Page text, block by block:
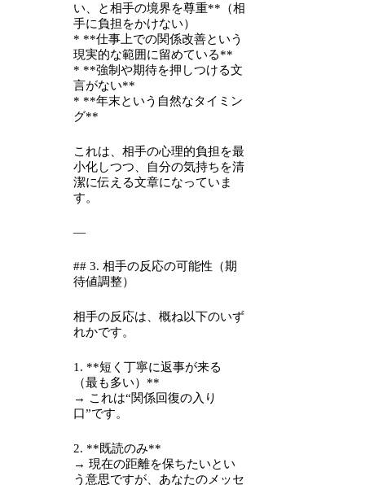
い、と相手の境界を尊重**（相
手に負担をかけない）
* **仕事上での関係改善という
現実的な範囲に留めている**
* **強制や期待を押しつける文
言がない**
* **年末という自然なタイミン
グ**
これは、相手の心理的負担を最
小化しつつ、自分の気持ちを清
潔に伝える文章になっていま
す。
—
## 3. 相手の反応の可能性（期
待値調整）
相手の反応は、概ね以下のいず
れかです。
1. **短く丁寧に返事が来る
（最も多い）**
→ これは“関係回復の入り
口”です。
2. **既読のみ**
→ 現在の距離を保ちたいとい
う意思ですが、あなたのメッセ